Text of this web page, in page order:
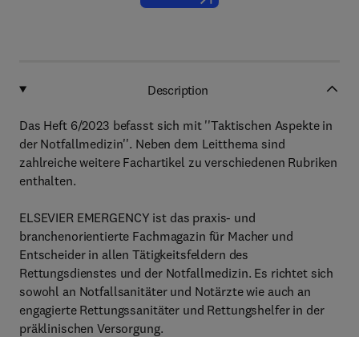
Description
Das Heft 6/2023 befasst sich mit ''Taktischen Aspekte in
der Notfallmedizin''. Neben dem Leitthema sind
zahlreiche weitere Fachartikel zu verschiedenen Rubriken
enthalten.
ELSEVIER EMERGENCY ist das praxis- und
branchenorientierte Fachmagazin für Macher und
Entscheider in allen Tätigkeitsfeldern des
Rettungsdienstes und der Notfallmedizin. Es richtet sich
sowohl an Notfallsanitäter und Notärzte wie auch an
engagierte Rettungssanitäter und Rettungshelfer in der
präklinischen Versorgung.